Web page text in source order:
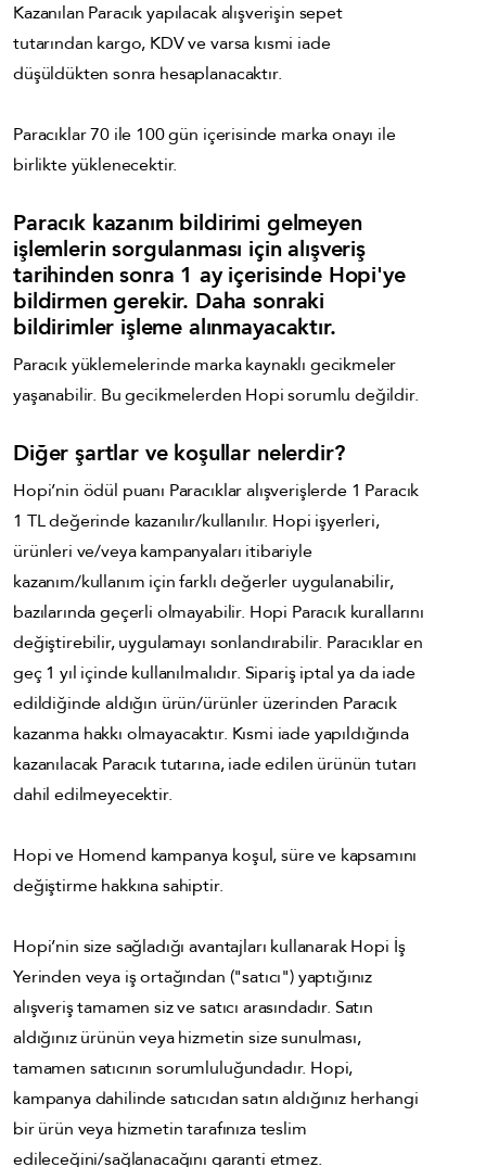
Kazanılan Paracık yapılacak alışverişin sepet
tutarından kargo, KDV ve varsa kısmi iade
düşüldükten sonra hesaplanacaktır.
Paracıklar 70 ile 100 gün içerisinde marka onayı ile
birlikte yüklenecektir.
Paracık kazanım bildirimi gelmeyen
işlemlerin sorgulanması için alışveriş
tarihinden sonra 1 ay içerisinde Hopi'ye
bildirmen gerekir. Daha sonraki
bildirimler işleme alınmayacaktır.
Paracık yüklemelerinde marka kaynaklı gecikmeler
yaşanabilir. Bu gecikmelerden Hopi sorumlu değildir.
Diğer şartlar ve koşullar nelerdir?
Hopi’nin ödül puanı Paracıklar alışverişlerde 1 Paracık
1 TL değerinde kazanılır/kullanılır. Hopi işyerleri,
ürünleri ve/veya kampanyaları itibariyle
kazanım/kullanım için farklı değerler uygulanabilir,
bazılarında geçerli olmayabilir. Hopi Paracık kurallarını
değiştirebilir, uygulamayı sonlandırabilir. Paracıklar en
geç 1 yıl içinde kullanılmalıdır. Sipariş iptal ya da iade
edildiğinde aldığın ürün/ürünler üzerinden Paracık
kazanma hakkı olmayacaktır. Kısmi iade yapıldığında
kazanılacak Paracık tutarına, iade edilen ürünün tutarı
dahil edilmeyecektir.
Hopi ve Homend kampanya koşul, süre ve kapsamını
değiştirme hakkına sahiptir.
Hopi’nin size sağladığı avantajları kullanarak Hopi İş
Yerinden veya iş ortağından ("satıcı") yaptığınız
alışveriş tamamen siz ve satıcı arasındadır. Satın
aldığınız ürünün veya hizmetin size sunulması,
tamamen satıcının sorumluluğundadır. Hopi,
kampanya dahilinde satıcıdan satın aldığınız herhangi
bir ürün veya hizmetin tarafınıza teslim
edileceğini/sağlanacağını garanti etmez.